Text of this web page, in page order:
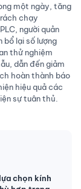
một ngày, tăng
chạy
người quản
lại số lượng
thử nghiệm
dẫn đến giảm
hoàn thành báo
hiệu quả các
sự tuân thủ.
chọn kính